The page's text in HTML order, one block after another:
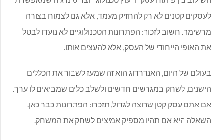
לעסקים קטנים לא רק להחזיק מעמד, אלא גם לצמוח בצורה
מרשימה. חשוב לזכור: הפתרונות הטכנולוגיים לא נועדו לבטל
את האופי הייחודי של העסק, אלא להעצים אותו.
בעולם של היום, האנדרדוג הוא זה שמעז לשבור את הכללים
הישנים, לשחק במגרשים חדשים ולשלב כלים שמביאים לו ערך.
אם אתם עסק קטן שרוצה לגדול, תזכרו: הפתרונות כבר כאן.
השאלה היא אם תהיו מספיק אמיצים לשחק את המשחק.